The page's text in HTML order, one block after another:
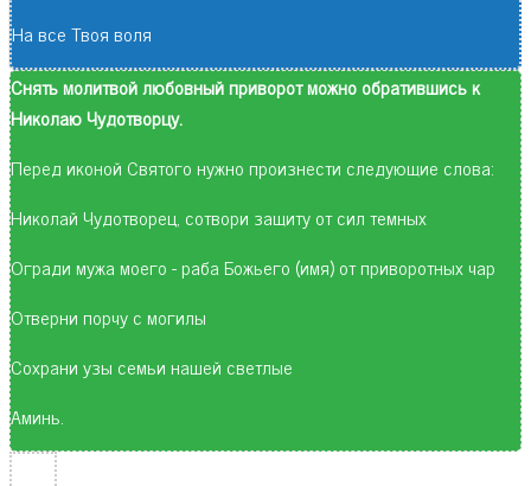
На все Твоя воля
Снять молитвой любовный приворот можно обратившись к
Николаю Чудотворцу.
Перед иконой Святого нужно произнести следующие слова:
Николай Чудотворец, сотвори защиту от сил темных
Огради мужа моего - раба Божьего (имя) от приворотных чар
Отверни порчу с могилы
Сохрани узы семьи нашей светлые
Аминь.